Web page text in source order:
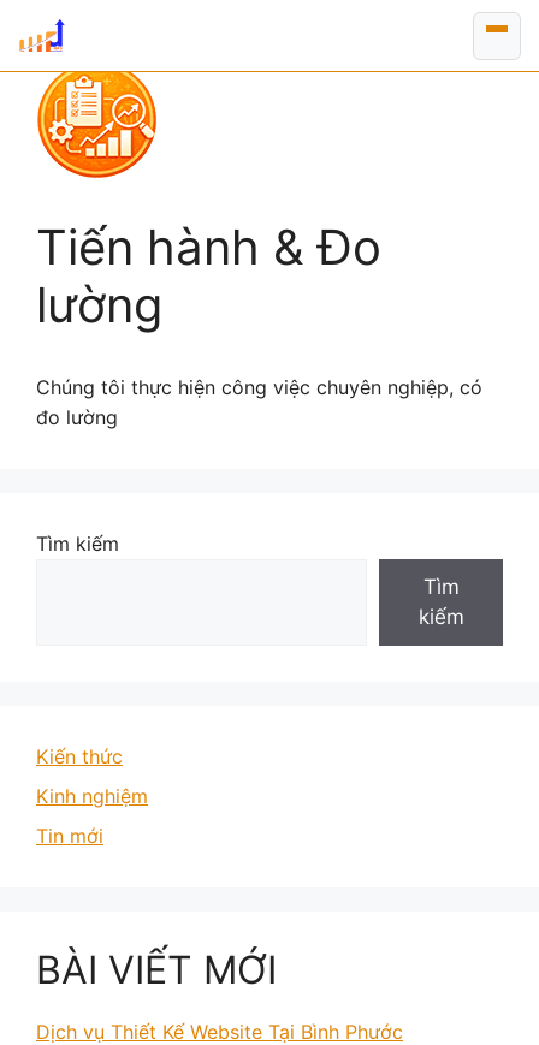
Chuyển
đến
nội
dung
Tiến hành & Đo
lường
Chúng tôi thực hiện công việc chuyên nghiệp, có
đo lường
Tìm kiếm
Tìm
kiếm
Kiến thức
Kinh nghiệm
Tin mới
BÀI VIẾT MỚI
Dịch vụ Thiết Kế Website Tại Bình Phước